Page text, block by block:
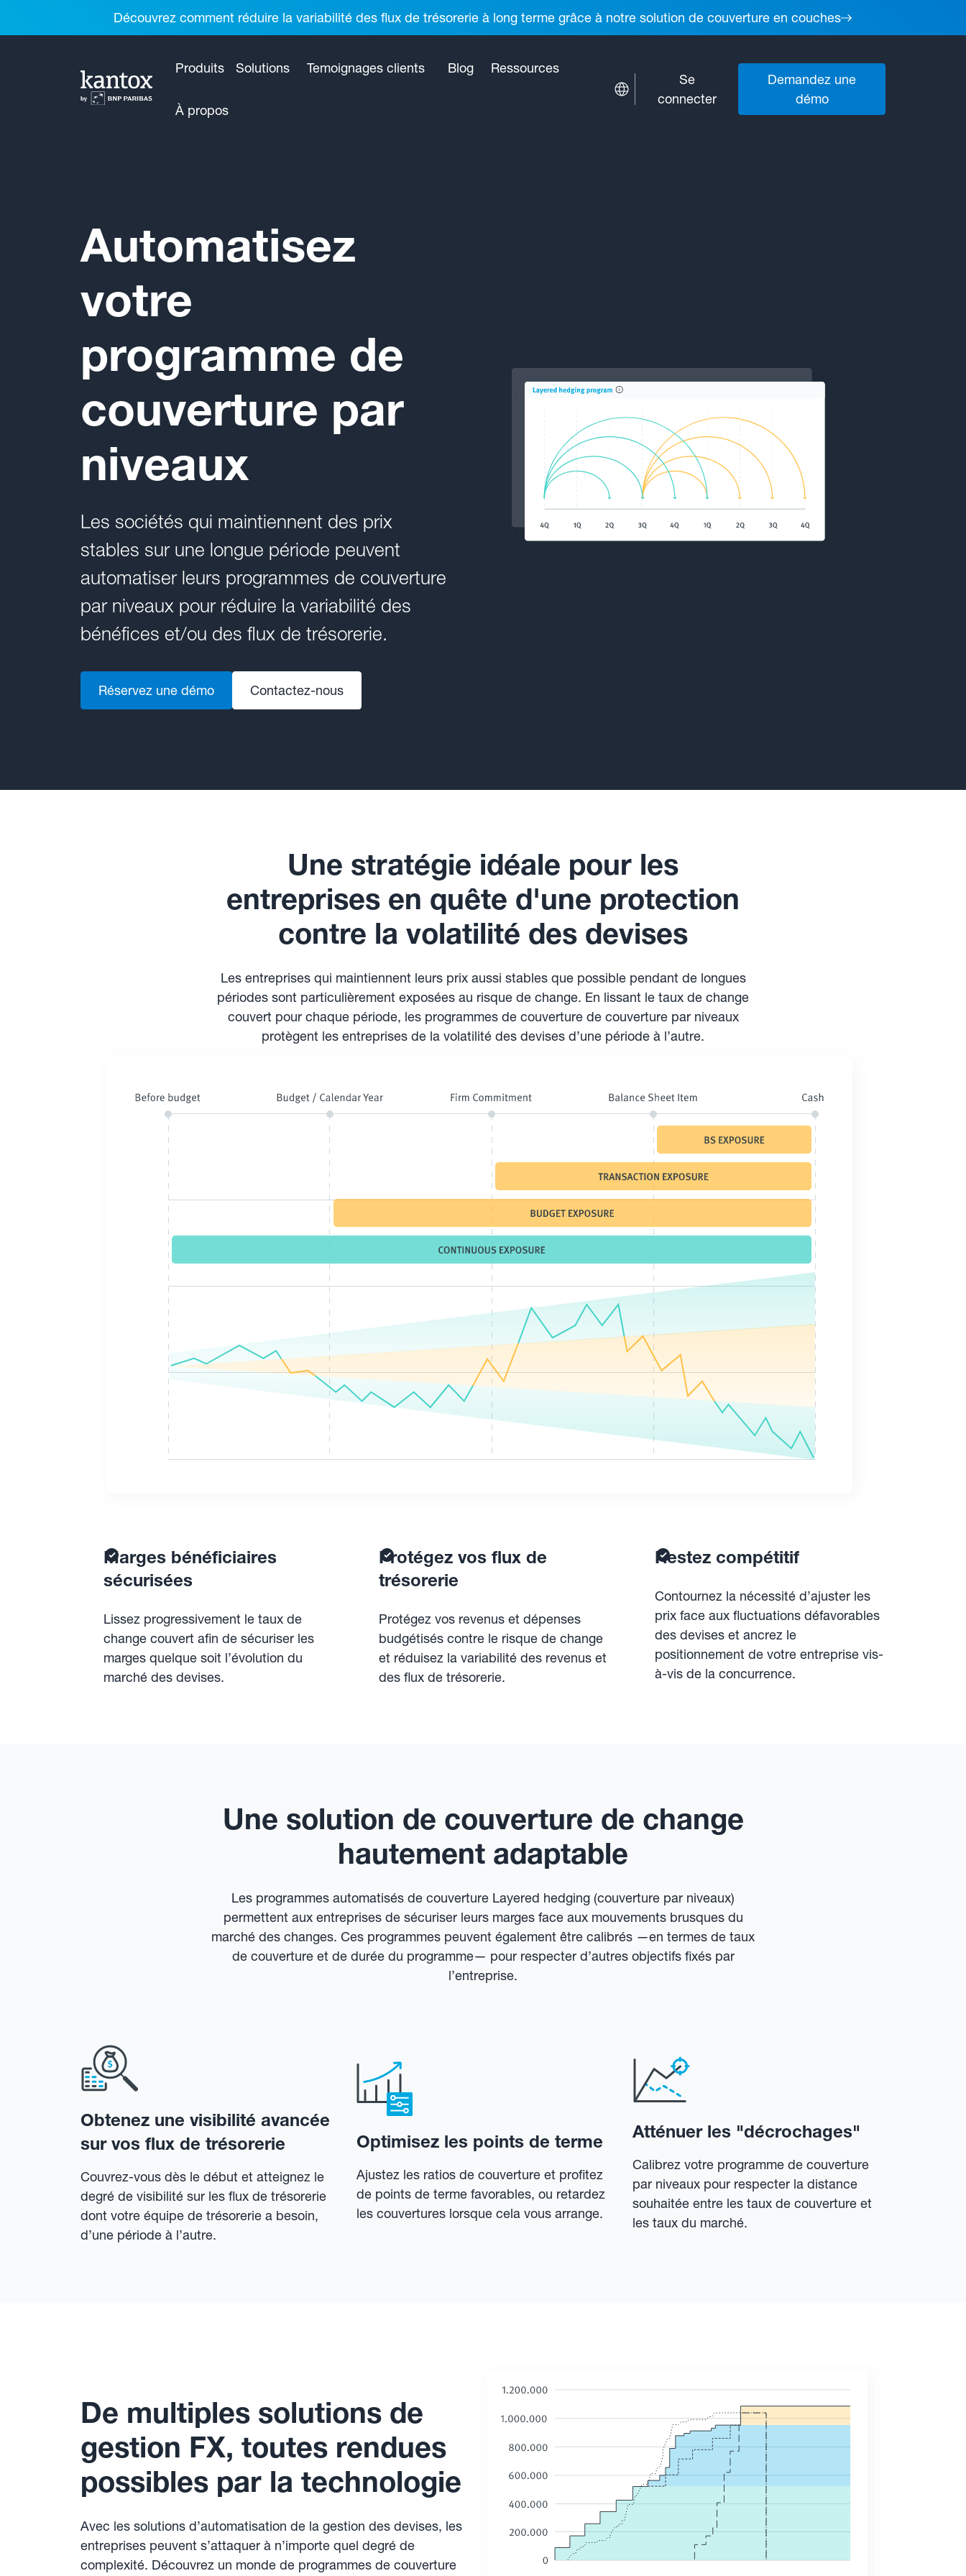
Découvrez comment réduire la variabilité des flux de trésorerie à long terme grâce à notre solution de couverture en couches
Produits Solutions Temoignages clients Blog Ressources
À propos
Se
connecter
Demandez une
démo
Automatisez
votre
programme de
couverture par
niveaux
Les sociétés qui maintiennent des prix
stables sur une longue période peuvent
automatiser leurs programmes de couverture
par niveaux pour réduire la variabilité des
bénéfices et/ou des flux de trésorerie.
Réservez une démo Contactez-nous
Une stratégie idéale pour les
entreprises en quête d'une protection
contre la volatilité des devises
Les entreprises qui maintiennent leurs prix aussi stables que possible pendant de longues
périodes sont particulièrement exposées au risque de change. En lissant le taux de change
couvert pour chaque période, les programmes de couverture de couverture par niveaux
protègent les entreprises de la volatilité des devises d’une période à l’autre.
Marges bénéficiaires
sécurisées
Lissez progressivement le taux de
change couvert afin de sécuriser les
marges quelque soit l’évolution du
marché des devises.
Protégez vos flux de
trésorerie
Protégez vos revenus et dépenses
budgétisés contre le risque de change
et réduisez la variabilité des revenus et
des flux de trésorerie.
Restez compétitif
Contournez la nécessité d’ajuster les
prix face aux fluctuations défavorables
des devises et ancrez le
positionnement de votre entreprise vis-
à-vis de la concurrence.
Une solution de couverture de change
hautement adaptable
Les programmes automatisés de couverture Layered hedging (couverture par niveaux)
permettent aux entreprises de sécuriser leurs marges face aux mouvements brusques du
marché des changes. Ces programmes peuvent également être calibrés —en termes de taux
de couverture et de durée du programme— pour respecter d’autres objectifs fixés par
l’entreprise.
Obtenez une visibilité avancée
sur vos flux de trésorerie
Couvrez-vous dès le début et atteignez le
degré de visibilité sur les flux de trésorerie
dont votre équipe de trésorerie a besoin,
d’une période à l’autre.
Optimisez les points de terme
Ajustez les ratios de couverture et profitez
de points de terme favorables, ou retardez
les couvertures lorsque cela vous arrange.
Atténuer les "décrochages"
Calibrez votre programme de couverture
par niveaux pour respecter la distance
souhaitée entre les taux de couverture et
les taux du marché.
De multiples solutions de
gestion FX, toutes rendues
possibles par la technologie
Avec les solutions d’automatisation de la gestion des devises, les
entreprises peuvent s’attaquer à n’importe quel degré de
complexité. Découvrez un monde de programmes de couverture